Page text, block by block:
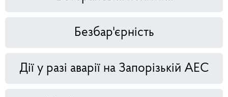
Безбар'єрність
Дії у разі аварії на Запорізькій АЕС